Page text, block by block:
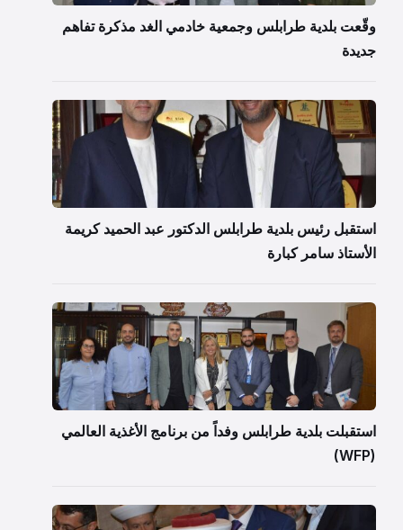
وقّعت بلدية طرابلس وجمعية خادمي الغد مذكرة تفاهم
جديدة
استقبل رئيس بلدية طرابلس الدكتور عبد الحميد كريمة
الأستاذ سامر كبارة
استقبلت بلدية طرابلس وفداً من برنامج الأغذية العالمي
(WFP)